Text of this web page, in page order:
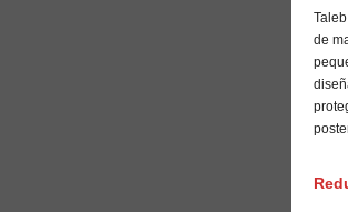
de